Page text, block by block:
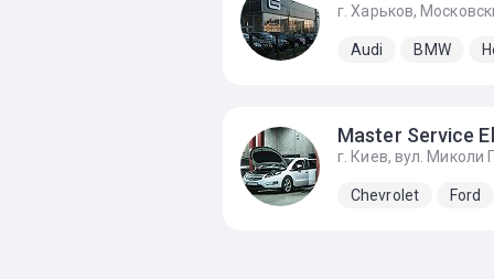
Audi BMW
Chevrolet Ford